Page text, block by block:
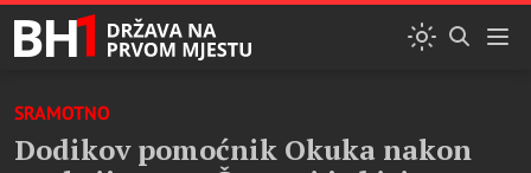
SRAMOTNO
Dodikov pomoćnik Okuka nakon